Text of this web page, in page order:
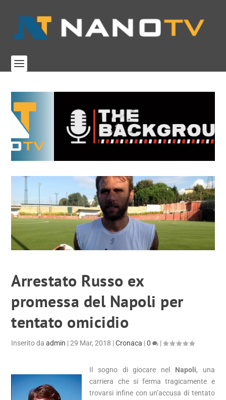
Arrestato Russo ex
promessa del Napoli per
tentato omicidio
Inserito daadmin |29 Mar, 2018 |Cronaca |0 |
Il sogno di giocare nel Napoli, una
carriera che si ferma tragicamente e
trovarsi infine con un’accusa di tentato